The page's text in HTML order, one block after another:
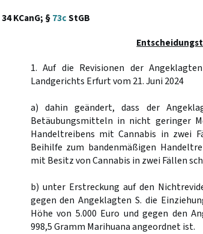
KCanG; §73cStGB
1. Auf die Revisionen der
Landgerichts Erfurt vom 21. Juni 2024
a) dahin geändert, dass der
Betäubungsmitteln in nicht geringer
Handeltreibens mit Cannabis in zwei
Beihilfe zum bandenmäßigen
mit Besitz von Cannabis in zwei Fällen
b) unter Erstreckung auf den
gegen den Angeklagten S. die
Höhe von 5.000 Euro und gegen den
998,5 Gramm Marihuana angeordnet ist.